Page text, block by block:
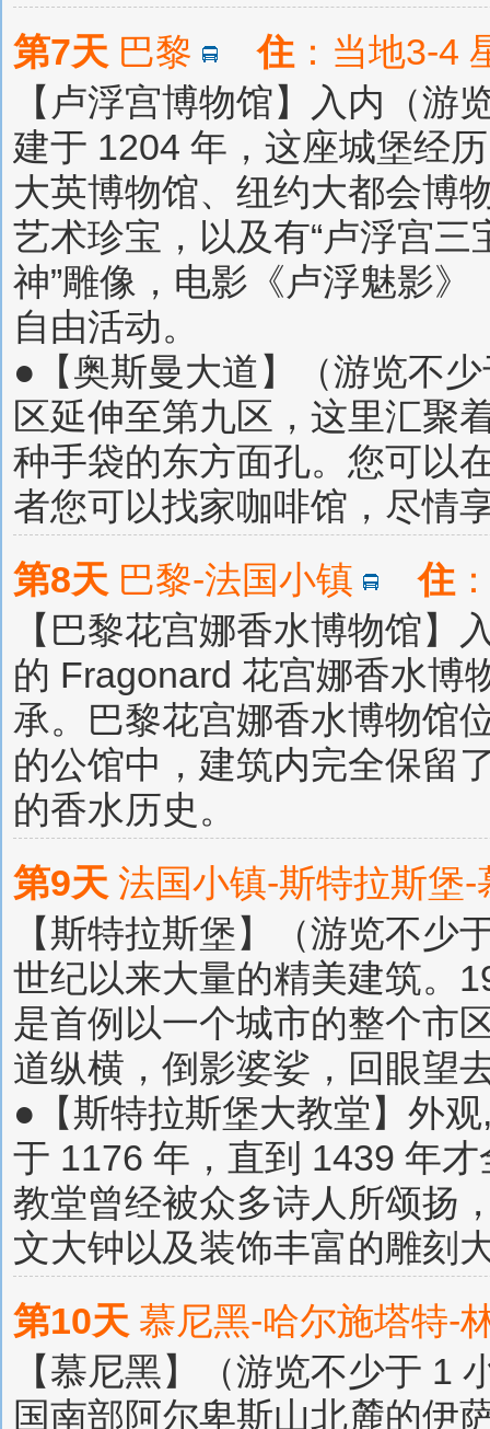
第7天 巴黎 住 ：当地3-
【卢浮宫博物馆】入内（
建于 1204 年，这座城堡经
大英博物馆、纽约大都会博
艺术珍宝，以及有“卢浮宫三
神”雕像，电影《卢浮魅影
自由活动。
●【奥斯曼大道】（游览不
区延伸至第九区，这里汇聚
种手袋的东方面孔。您可以
者您可以找家咖啡馆，尽情
第8天 巴黎-法国小镇 住
【巴黎花宫娜香水博物馆】
的 Fragonard 花宫娜香水博
承。巴黎花宫娜香水博物馆
的公馆中，建筑内完全保留
的香水历史。
第9天 法国小镇-斯特拉斯堡
【斯特拉斯堡】（游览不
世纪以来大量的精美建筑。
是首例以一个城市的整个市
道纵横，倒影婆娑，回眼望
●【斯特拉斯堡大教堂】外
于 1176 年，直到 1439 年
教堂曾经被众多诗人所颂扬
文大钟以及装饰丰富的雕刻
第10天 慕尼黑-哈尔施塔特-
【慕尼黑】（游览不少于 1
国南部阿尔卑斯山北麓的伊